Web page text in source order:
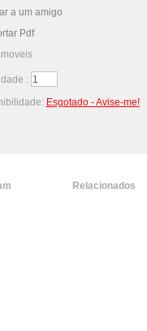
a um amigo
Pdf
:
Esgotado - Avise-me!
Relacionados